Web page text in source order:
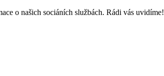
o našich sociáních službách. Rádi vás uvidíme!